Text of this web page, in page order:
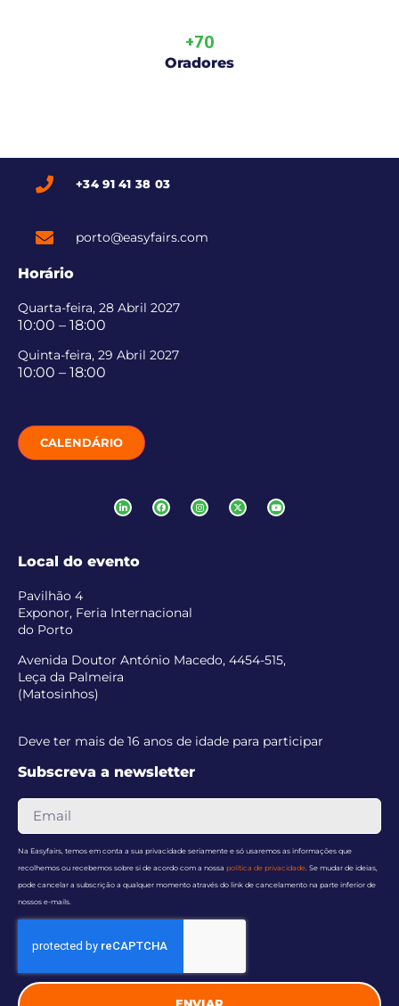
Oradores
+70
+34 91 41 38 03
porto@easyfairs.com
Horário
Quarta-feira, 28 Abril 2027
10:00 – 18:00
Quinta-feira, 29 Abril 2027
10:00 – 18:00
CALENDÁRIO
Local do evento
Pavilhão 4
Exponor, Feria Internacional
do Porto
Avenida Doutor António Macedo, 4454-515,
Leça da Palmeira
(Matosinhos)
Deve ter mais de 16 anos de idade para participar
Subscreva a newsletter
Na Easyfairs, temos em conta a sua privacidade seriamente e só usaremos as informações que
recolhemos ou recebemos sobre si de acordo com a nossa política de privacidade . Se mudar de ideias,
pode cancelar a subscrição a qualquer momento através do link de cancelamento na parte inferior de
nossos e-mails.